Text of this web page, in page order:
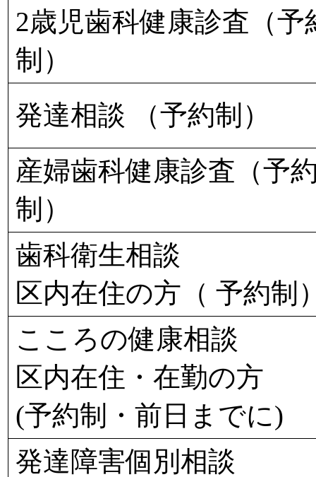
2歳児歯科健康診査（予
制）
発達相談 （予約制）
産婦歯科健康診査（予
制）
歯科衛生相談
区内在住の方（ 予約制
こころの健康相談
区内在住・在勤の方
(予約制・前日までに)
発達障害個別相談